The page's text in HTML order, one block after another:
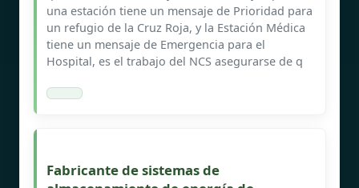
una estación tiene un mensaje de Prioridad para
un refugio de la Cruz Roja, y la Estación Médica
tiene un mensaje de Emergencia para el
Hospital, es el trabajo del NCS asegurarse de q
Fabricante de sistemas de